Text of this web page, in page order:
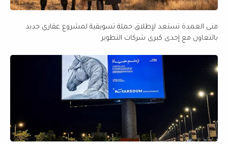
منى العمدة تستعد لإطلاق حملة تسويقية لمشروع عقاري جديد
بالتعاون مع إحدى كبرى شركات التطوير